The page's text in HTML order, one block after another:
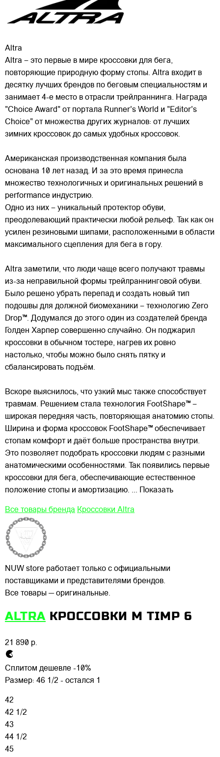
Altra
Altra – это первые в мире кроссовки для бега,
повторяющие природную форму стопы. Altra входит в
десятку лучших брендов по беговым специальностям и
занимает 4-е место в отрасли трейлраннинга. Награда
"Choice Award" от портала Runner's World и "Editor's
Choice" от множества других журналов: от лучших
зимних кроссовок до самых удобных кроссовок.
Американская производственная компания была
основана 10 лет назад. И за это время принесла
множество технологичных и оригинальных решений в
performance индустрию.
Одно из них – уникальный протектор обуви,
преодолевающий практически любой рельеф. Так как он
усилен резиновыми шипами, расположенными в области
максимального сцепления для бега в гору.
Altra заметили, что люди чаще всего получают травмы
из-за неправильной формы трейлраннинговой обуви.
Было решено убрать перепад и создать новый тип
подошвы для должной биомеханики – технологию Zero
Drop™. Додумался до этого один из создателей бренда
Голден Харпер совершенно случайно. Он поджарил
кроссовки в обычном тостере, нагрев их ровно
настолько, чтобы можно было снять пятку и
сбалансировать подъём.
Вскоре выяснилось, что узкий мыс также способствует
травмам. Решением стала технология FootShape™ –
широкая передняя часть, повторяющая анатомию стопы.
Ширина и форма кроссовок FootShape™ обеспечивает
стопам комфорт и даёт больше пространства внутри.
Это позволяет подобрать кроссовки людям с разными
анатомическими особенностями. Так появились первые
кроссовки для бега, обеспечивающие естественное
положение стопы и амортизацию. ... Показать
Все товары бренда Кроссовки Altra
NUW store работает только с официальными
поставщиками и представителями брендов.
Все товары — оригинальные.
ALTRA КРОССОВКИ M TIMP 6
21 890 р.
Сплитом дешевле -10%
Размер: 46 1/2 - остался 1
42
42 1/2
43
44 1/2
45